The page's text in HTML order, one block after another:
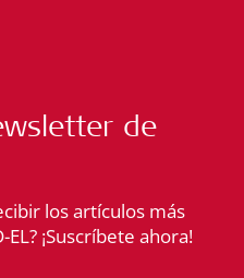
de
los artículos más
¡Suscríbete ahora!